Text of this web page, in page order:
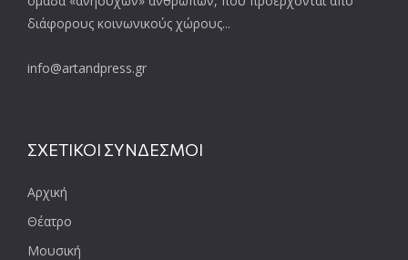
διάφορους κοινωνικούς χώρους...
info@artandpress.gr
ΣΧΕΤΙΚΟΙ ΣΥΝΔΕΣΜΟΙ
Αρχική
Θέατρο
Μουσική